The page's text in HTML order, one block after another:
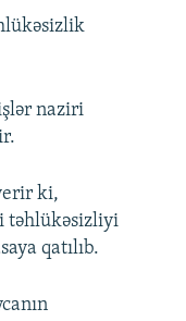
naziri
ki,
təhlükəsizliyi
qatılıb.